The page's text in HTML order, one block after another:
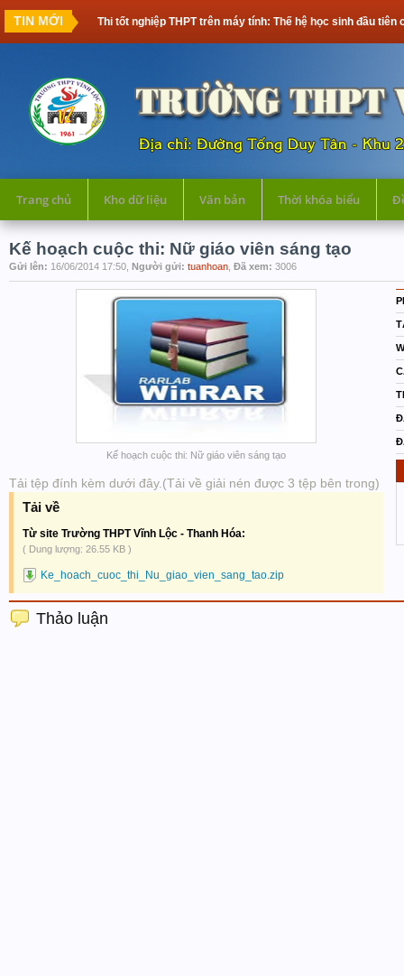
TIN MỚI Thi tốt nghiệp THPT trên máy tính: Thế hệ học sinh đầu tiên
Trang chủ Kho dữ liệu Văn bản Thời khóa biểu
Kế hoạch cuộc thi: Nữ giáo viên sáng tạo
Gửi lên: 16/06/2014 17:50, Người gửi: tuanhoan Đã xem: 3006
Kế hoạch cuộc thi: Nữ giáo viên sáng tạo
Tải tệp đính kèm dưới đây.(Tải về giải nén được 3 tệp bên trong)
Tải về
Từ site Trường THPT Vĩnh Lộc - Thanh Hóa:
( Dung lượng: 26.55 KB )
Ke_hoach_cuoc_thi_Nu_giao_vien_sang_tao.zip
Thảo luận